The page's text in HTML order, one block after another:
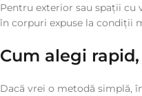
Pentru exterior sau spații
în corpuri expuse la condiții
Cum alegi
Dacă vrei o metodă simplă,